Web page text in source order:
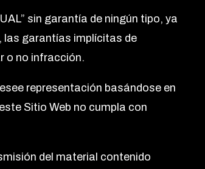
sin garantía de ningún tipo, ya
las garantías implícitas de
o no infracción.
representación basándose en
Sitio Web no cumpla con
del material contenido